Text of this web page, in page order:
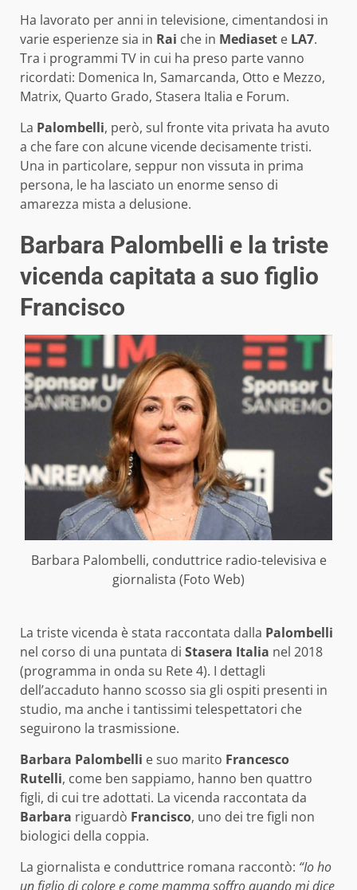
Ha lavorato per anni in televisione, cimentandosi in
varie esperienze sia in Rai che in Mediaset e LA7.
Tra i programmi TV in cui ha preso parte vanno
ricordati: Domenica In, Samarcanda, Otto e Mezzo,
Matrix, Quarto Grado, Stasera Italia e Forum.
La Palombelli, però, sul fronte vita privata ha avuto
a che fare con alcune vicende decisamente tristi.
Una in particolare, seppur non vissuta in prima
persona, le ha lasciato un enorme senso di
amarezza mista a delusione.
Barbara Palombelli e la triste
vicenda capitata a suo figlio
Francisco
Barbara Palombelli, conduttrice radio-televisiva e
giornalista (Foto Web)
La triste vicenda è stata raccontata dalla Palombelli
nel corso di una puntata di Stasera Italia nel 2018
(programma in onda su Rete 4). I dettagli
dell’accaduto hanno scosso sia gli ospiti presenti in
studio, ma anche i tantissimi telespettatori che
seguirono la trasmissione.
Barbara Palombelli e suo marito Francesco
Rutelli, come ben sappiamo, hanno ben quattro
figli, di cui tre adottati. La vicenda raccontata da
Barbara riguardò Francisco, uno dei tre figli non
biologici della coppia.
La giornalista e conduttrice romana raccontò: “Io ho
un figlio di colore e come mamma soffro quando mi dice